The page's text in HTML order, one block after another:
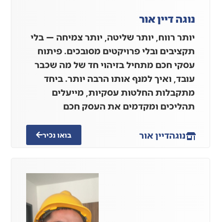
נוגה דיין אור
יותר רווח, יותר שליטה, יותר צמיחה — בלי
תקציבים ובלי פרויקטים מסובכים. פיתוח
עסקי חכם מתחיל בזיהוי חד של מה שכבר
עובד, ואיך למנף אותו הרבה יותר. ביחד
מתקבלות החלטות עסקיות, מייעלים
תהליכים ומקדמים את העסק חכם
נוגהדיין אור בואו נכיר